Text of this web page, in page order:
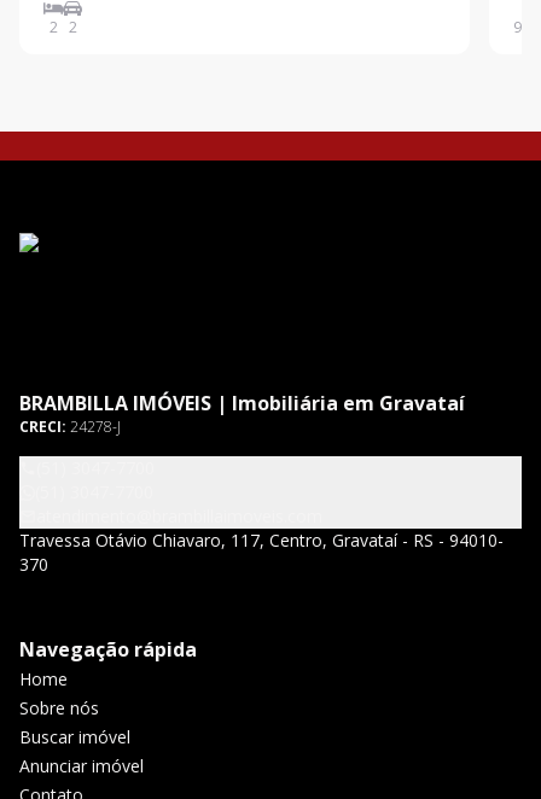
DE ÁREA PRIVATIVA.
2 2 90
BRAMBILLA IMÓVEIS | Imobiliária em Gravataí
CRECI: 24278-J
Travessa Otávio Chiavaro, 117, Centro, Gravataí - RS - 94010-
370
Navegação rápida
Home
Sobre nós
Buscar imóvel
Anunciar imóvel